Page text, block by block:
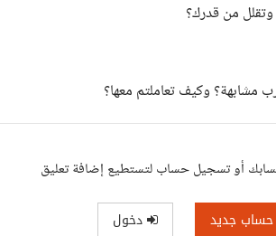
من قدرك؟
مشابهة؟ وكيف تعاملتم معها؟
أو تسجيل حساب لتستطيع إضافة تعليق
حساب جديد دخول